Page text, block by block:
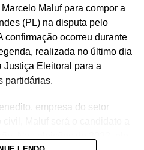
Maluf para compor a
(PL) na disputa pelo
confirmação ocorreu durante
realizada no último dia
Justiça Eleitoral para a
partidárias.
empresa do setor